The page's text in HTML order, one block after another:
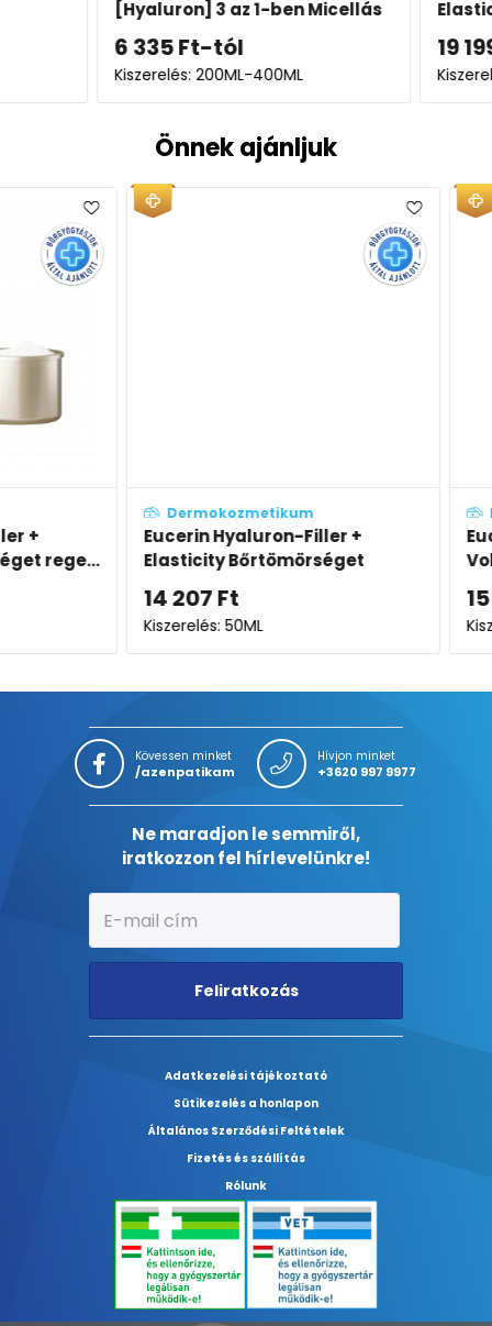
[Hyaluron] 3 az 1-ben Micellás
arclemosó
6 335Ft-tól
Kiszerelés: 200ML-400ML
19 199
Önnek ajánljuk
rege...
Dermokozmetikum
Eucerin Hyaluron-Filler +
Elasticity Bőrtömörséget
SPF30 öko-utántöltő
14 207Ft
Kiszerelés: 50ML
15
Kövessen minket
/azenpatikam
Hívjon minket
+3620 997 9977
Ne maradjon le semmiről,
iratkozzon fel hírlevelünkre!
Feliratkozás
Adatkezelési tájékoztató
Sütikezelés a honlapon
Általános Szerződési Feltételek
Fizetés és szállítás
Rólunk